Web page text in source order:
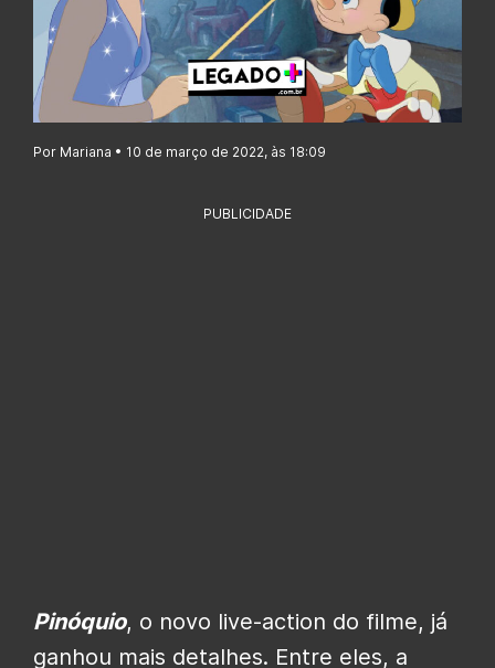
Por Mariana • 10 de março de 2022, às 18:09
PUBLICIDADE
Pinóquio, o novo live-action do filme, já
ganhou mais detalhes. Entre eles, a